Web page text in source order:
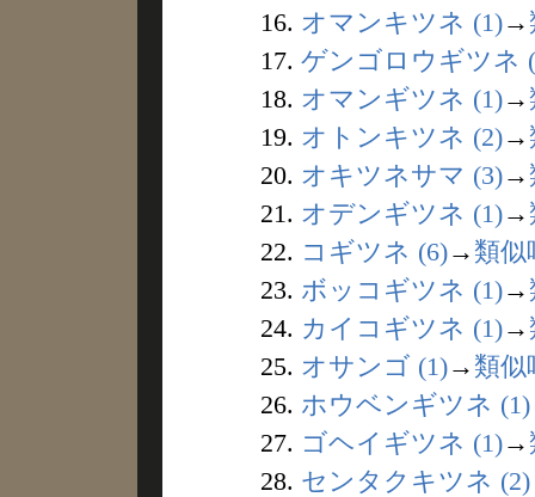
16. オマンキツネ (1)→
17. ゲンゴロウギツネ
18. オマンギツネ (1)→
19. オトンキツネ (2)→
20. オキツネサマ (3)→
21. オデンギツネ (1)→
22. コギツネ (6)→ 類似
23. ボッコギツネ (1)→
24. カイコギツネ (1)→
25. オサンゴ (1)→ 類似
26. ホウベンギツネ (1)
27. ゴヘイギツネ (1)→
28. センタクキツネ (2)